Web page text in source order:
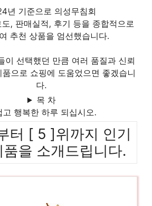
년 기준으로 의성무침회
, 판매실적, 후기 등을 종합적으로
추천 상품을 엄선했습니다.
이 선택했던 만큼 여러 품질과 신뢰
으로 쇼핑에 도움었으면 좋겠습니
다.
목 차
고 행복한 하루 되십시오.
터 [ 5 ]위까지 인기
품을 소개드립니다.